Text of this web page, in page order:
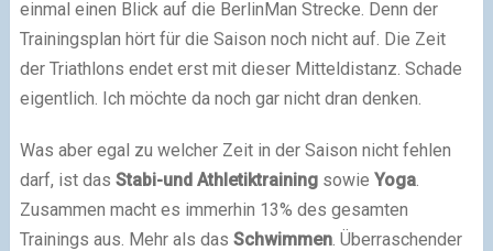
einmal einen Blick auf die BerlinMan Strecke. Denn der
Trainingsplan hört für die Saison noch nicht auf. Die Zeit
der Triathlons endet erst mit dieser Mitteldistanz. Schade
eigentlich. Ich möchte da noch gar nicht dran denken.
Was aber egal zu welcher Zeit in der Saison nicht fehlen
darf, ist das Stabi-und Athletiktrainingsowie Yoga.
Zusammen macht es immerhin 13% des gesamten
Trainings aus. Mehr als das Schwimmen. Überraschender